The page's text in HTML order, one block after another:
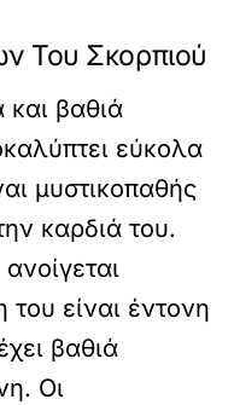
Του Σκορπιού
και βαθιά
εύκολα
μυστικοπαθής
καρδιά του.
είναι έντονη
βαθιά
Οι